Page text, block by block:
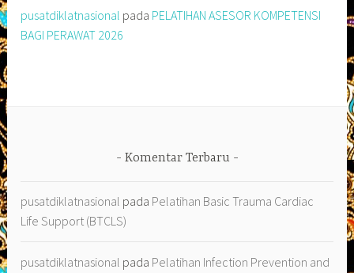
pusatdiklatnasional pada PELATIHAN ASESOR KOMPETENSI
BAGI PERAWAT 2026
Komentar Terbaru
pusatdiklatnasional pada Pelatihan Basic Trauma Cardiac
Life Support (BTCLS)
pusatdiklatnasional pada Pelatihan Infection Prevention and